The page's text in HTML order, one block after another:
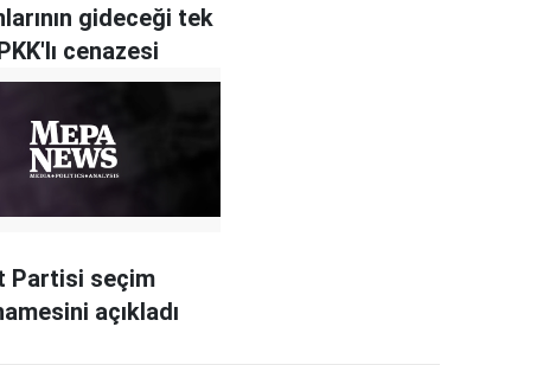
gideceği tek
cenazesi
Partisi seçim
açıkladı